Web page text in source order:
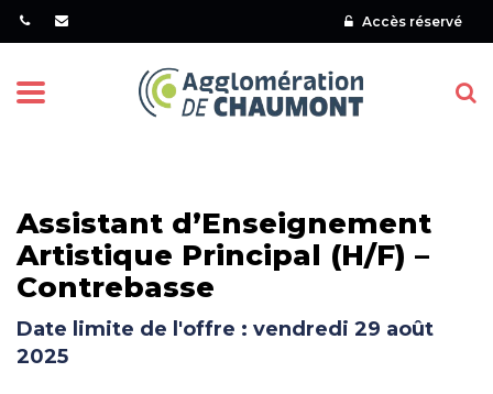
Accès réservé
Menu
Assistant d’Enseignement
Artistique Principal (H/F) –
Contrebasse
Date limite de l'offre : vendredi 29 août
2025